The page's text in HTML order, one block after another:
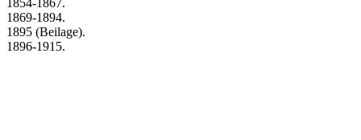
1854-1867.
1869-1894.
1895 (Beilage).
1896-1915.